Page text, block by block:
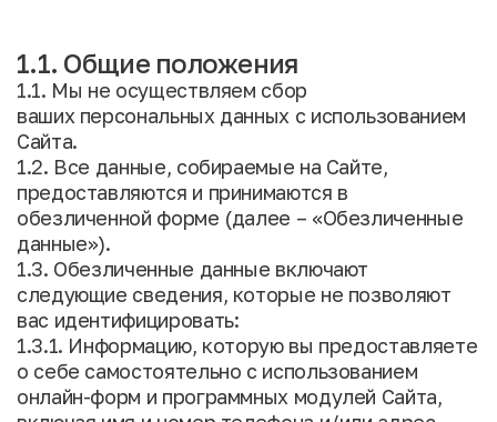
1.1. Общие положения
1.1. Мы не осуществляем сбор
ваших персональных данных с использованием
Сайта.
1.2. Все данные, собираемые на Сайте,
предоставляются и принимаются в
обезличенной форме (далее – «Обезличенные
данные»).
1.3. Обезличенные данные включают
следующие сведения, которые не позволяют
вас идентифицировать:
1.3.1. Информацию, которую вы предоставляете
о себе самостоятельно с использованием
онлайн-форм и программных модулей Сайта,